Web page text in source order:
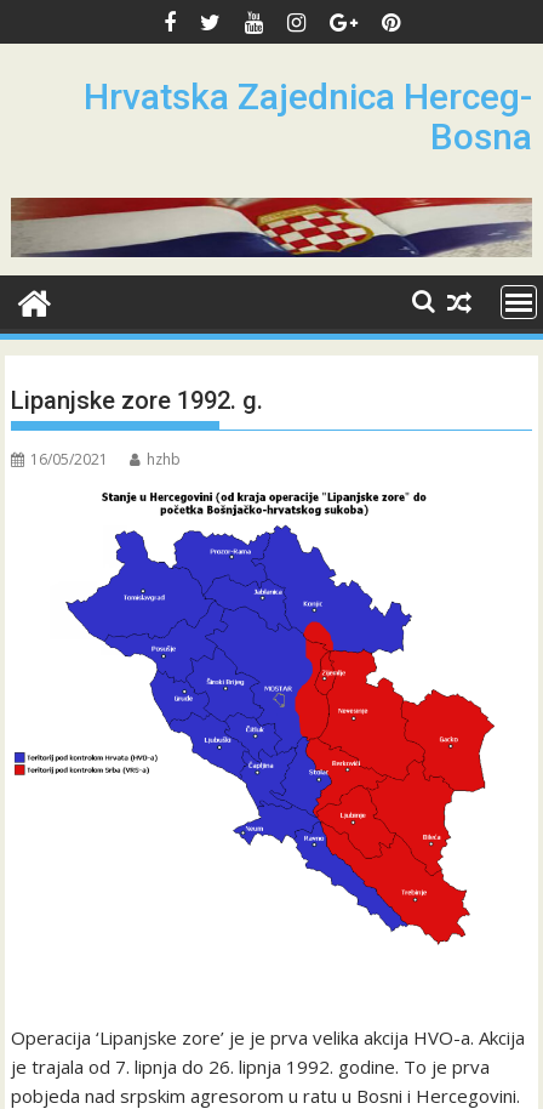
to
Hrvatska Zajednica Herceg-
Bosna
Lipanjske zore 1992. g.
16/05/2021 hzhb
Operacija ‘Lipanjske zore’ je je prva velika akcija HVO-a. Akcija
je trajala od 7. lipnja do 26. lipnja 1992. godine. To je prva
pobjeda nad srpskim agresorom u ratu u Bosni i Hercegovini.